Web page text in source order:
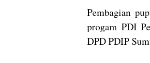
Pembagian
progam PDI
DPD PDIP